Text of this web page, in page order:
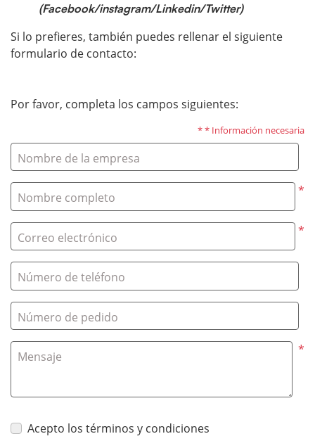
(Facebook/instagram/Linkedin/Twitter)
Si lo prefieres, también puedes rellenar el siguiente
formulario de contacto:
Por favor, completa los campos siguientes:
* * Información necesaria
Nombre de la empresa
*
Nombre completo
*
Correo electrónico
Número de teléfono
Número de pedido
*
Mensaje
Acepto los términos y condiciones